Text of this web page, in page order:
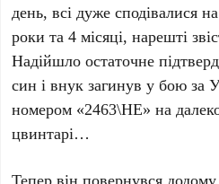
день, всі дуже сподівалися
роки та 4 місяці, нарешті
Надійшло остаточне
син і внук загинув у бою за
номером «2463\НЕ» на
цвинтарі…
Тепер він повернувся